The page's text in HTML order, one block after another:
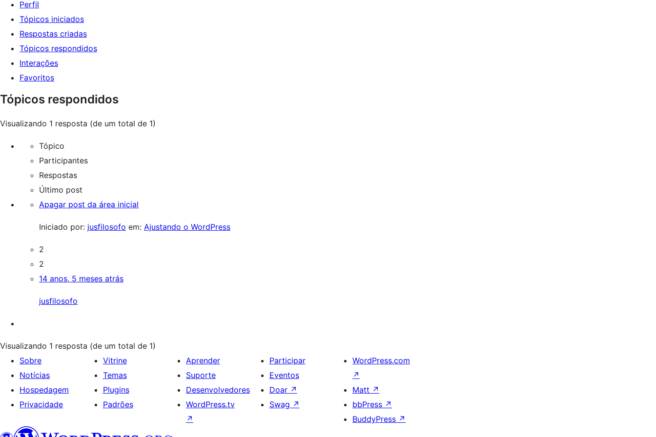
Perfil
Tópicos iniciados
Respostas criadas
Tópicos respondidos
Interações
Favoritos
Tópicos respondidos
Visualizando 1 resposta (de um total de 1)
Tópico
Participantes
Respostas
Último post
Apagar post da área inicial
Iniciado por: jusfilosofo em: Ajustando o WordPress
2
2
14 anos, 5 meses atrás
jusfilosofo
Visualizando 1 resposta (de um total de 1)
Sobre
Notícias
Hospedagem
Privacidade
Vitrine
Temas
Plugins
Padrões
Aprender
Suporte
Desenvolvedores
WordPress.tv
↗
Participar
Eventos
Doar ↗
Swag ↗
WordPress.com
↗
Matt ↗
bbPress ↗
BuddyPress ↗